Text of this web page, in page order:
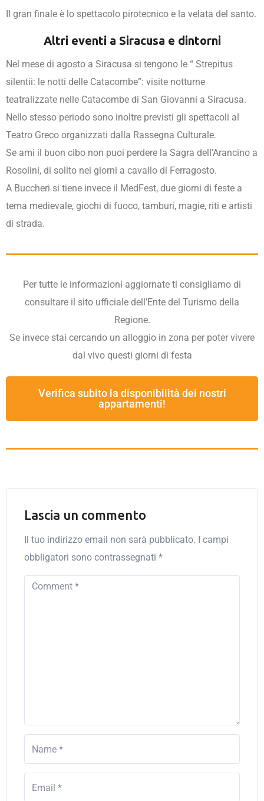
Il gran finale è lo spettacolo pirotecnico e la velata del santo.
Altri eventi a Siracusa e dintorni
Nel mese di agosto a Siracusa si tengono le “ Strepitus
silentii: le notti delle Catacombe”: visite notturne
teatralizzate nelle Catacombe di San Giovanni a Siracusa.
Nello stesso periodo sono inoltre previsti gli spettacoli al
Teatro Greco organizzati dalla Rassegna Culturale.
Se ami il buon cibo non puoi perdere la Sagra dell’Arancino a
Rosolini, di solito nei giorni a cavallo di Ferragosto.
A Buccheri si tiene invece il MedFest, due giorni di feste a
tema medievale, giochi di fuoco, tamburi, magie, riti e artisti
di strada.
Per tutte le informazioni aggiornate ti consigliamo di
consultare il sito ufficiale dell’Ente del Turismo della
Regione.
Se invece stai cercando un alloggio in zona per poter vivere
dal vivo questi giorni di festa
Verifica subito la disponibilità dei nostri
appartamenti!
Lascia un commento
Il tuo indirizzo email non sarà pubblicato. I campi
obbligatori sono contrassegnati *